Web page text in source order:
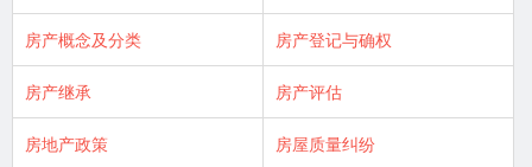
房产概念及分类 房产登记与确权
房产继承 房产评估
房地产政策 房屋质量纠纷